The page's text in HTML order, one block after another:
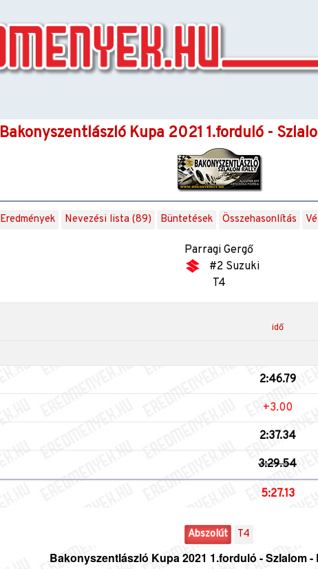
Bakonyszentlászló Kupa 2021 1.forduló -
Eredmények Nevezési lista (89) Büntetések Összehasonlítás
Parragi Gergő
#2 Suzuki
T4
idő
2:46.79
+3.00
2:37.34
3:29.54
5:27.13
Abszolút T4